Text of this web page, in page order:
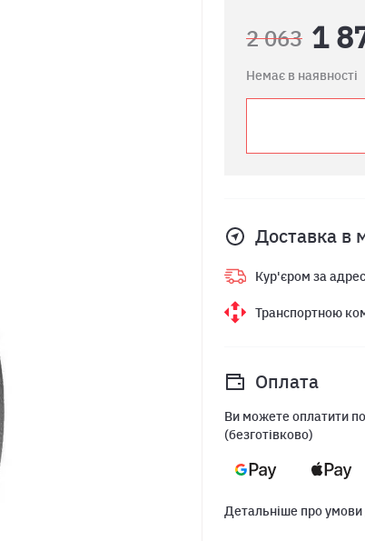
2 063 1
Немає в наявності
Доставка в
Кур'єром за
Транспортною
Оплата
Ви можете оплатити
(безготівково)
Детальніше про умови